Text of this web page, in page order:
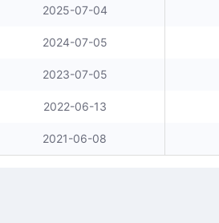
2025-07-04
2024-07-05
2023-07-05
2022-06-13
2021-06-08